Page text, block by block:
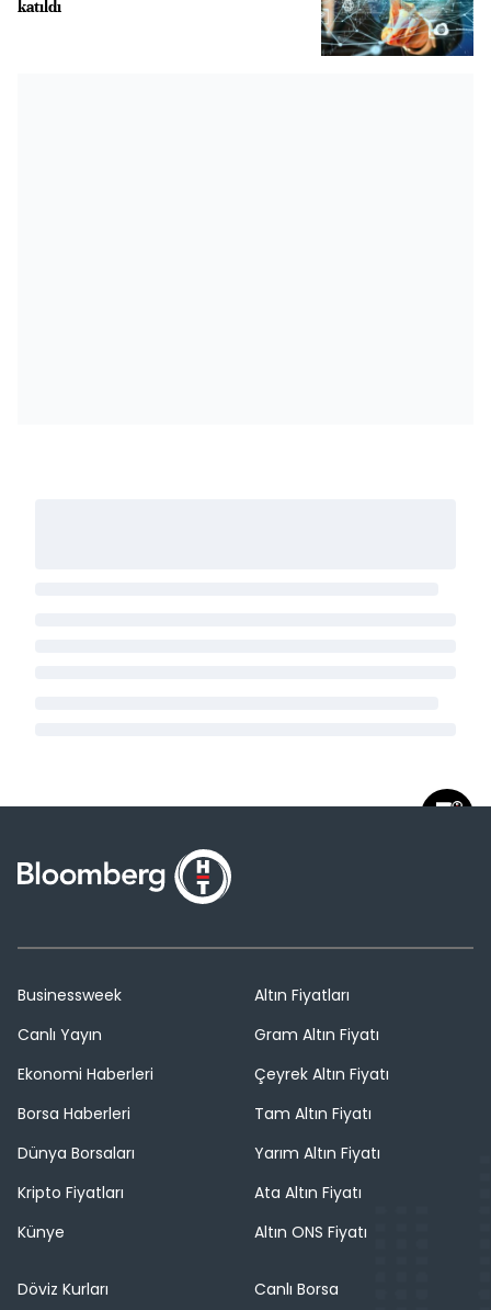
katıldı
Businessweek
Canlı Yayın
Ekonomi Haberleri
Borsa Haberleri
Dünya Borsaları
Kripto Fiyatları
Künye
Altın Fiyatları
Gram Altın Fiyatı
Çeyrek Altın Fiyatı
Tam Altın Fiyatı
Yarım Altın Fiyatı
Ata Altın Fiyatı
Altın ONS Fiyatı
Döviz Kurları
Canlı Borsa